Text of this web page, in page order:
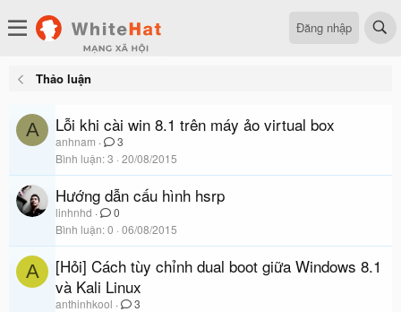
Đăng nhập
Thảo luận
A Lỗi khi cài win 8.1 trên máy ảo virtual box
anhnam
3
Bình luận 3 20/08/2015
Hướng dẫn cấu hình hsrp
linhnhd
0
Bình luận 0 06/08/2015
A
[Hỏi] Cách tùy chỉnh dual boot giữa Windows 8.1
và Kali Linux
anthinhkool
3